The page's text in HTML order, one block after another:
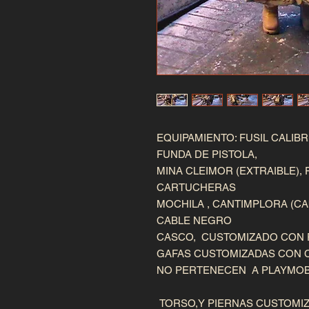
EQUIPAMIENTO: FUSIL
FUNDA DE PISTOLA,
MINA CLEIMOR (EXTRAIBLE),
CARTUCHERAS
MOCHILA , CANTIMPLORA
CABLE NEGRO
CASCO,  CUSTOMIZADO CON
GAFAS CUSTOMIZADAS CON
NO PERTENECEN  A